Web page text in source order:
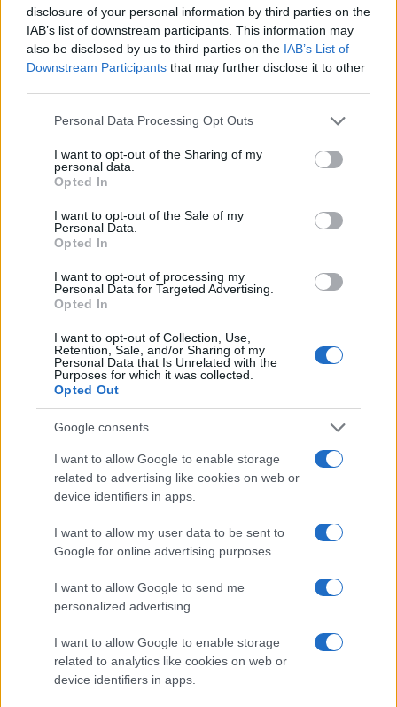
disclosure of your personal information by third parties on the
IAB’s list of downstream participants. This information may
also be disclosed by us to third parties on the IAB’s List of
Downstream Participants that may further disclose it to other
Please note that this website/app uses one or more Google
not limited to your visit or usage behaviour. You may click to
grant or deny consent to Google and its third-party tags to
use your data for below specified purposes in below Google
consent section.
Personal Data Processing Opt Outs
I want to opt-out of the Sharing of my
personal data.
Opted In
I want to opt-out of the Sale of my
Personal Data.
Opted In
I want to opt-out of processing my
Personal Data for Targeted Advertising.
Opted In
I want to opt-out of Collection, Use,
Retention, Sale, and/or Sharing of my
Personal Data that Is Unrelated with the
Purposes for which it was collected.
Opted Out
Google consents
I want to allow Google to enable storage
related to advertising like cookies on web or
device identifiers in apps.
I want to allow my user data to be sent to
Google for online advertising purposes.
I want to allow Google to send me
personalized advertising.
I want to allow Google to enable storage
related to analytics like cookies on web or
device identifiers in apps.
Continua a leggere
NEWS E ATTUALITÀ
ICA Milano presenta mostre, concerti e letture per
Matteo Pellegrino · 6 Ago 2026
NEWS E ATTUALITÀ